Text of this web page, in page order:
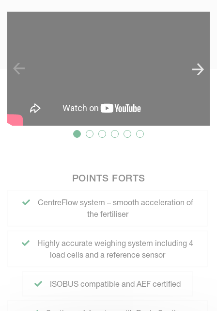
POINTS FORTS
CentreFlow system – smooth acceleration of
the fertiliser
Highly accurate weighing system including 4
load cells and a reference sensor
ISOBUS compatible and AEF certified